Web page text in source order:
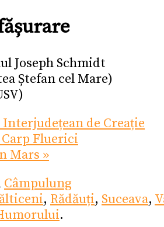
Joseph Schmidt
Ștefan cel Mare)
de Creație
Fluerici
Mars »
Câmpulung
, Rădăuți, Suceava,
.